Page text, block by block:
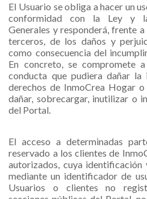
El Usuario se obliga a hacer un
conformidad con la Ley y
Generales y responderá, frente
terceros, de los daños y
como consecuencia del
En concreto, se compromete
conducta que pudiera dañar la
derechos de InmoCrea Hogar
dañar, sobrecargar, inutilizar o
del Portal.
El acceso a determinadas
reservado a los clientes de
autorizados, cuya identificación
mediante un identificador de
Usuarios o clientes no